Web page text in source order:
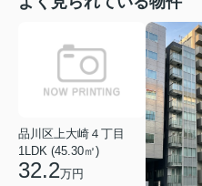
品川区上大崎４丁目
1LDK (45.30㎡)
32.2万円